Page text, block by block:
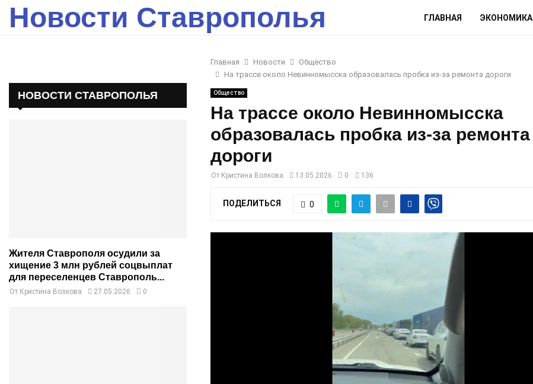
Новости Ставрополья ГЛАВНАЯ ЭКОНОМИКА
Главная Новости
Общество
На трассе около Невинномысска образовалась пробка из-за ремонта дороги
Общество
На трассе около Невинномысска
образовалась пробка из-за ремонта
дороги
От Кристина Волкова 13.05.2026 0 136
ПОДЕЛИТЬСЯ 0
НОВОСТИ СТАВРОПОЛЬЯ
Жителя Ставрополя осудили за
хищение 3 млн рублей соцвыплат
для переселенцев Ставрополь...
От Кристина Волкова 27.05.2026 0